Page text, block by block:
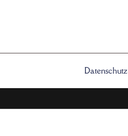
Datenschutz